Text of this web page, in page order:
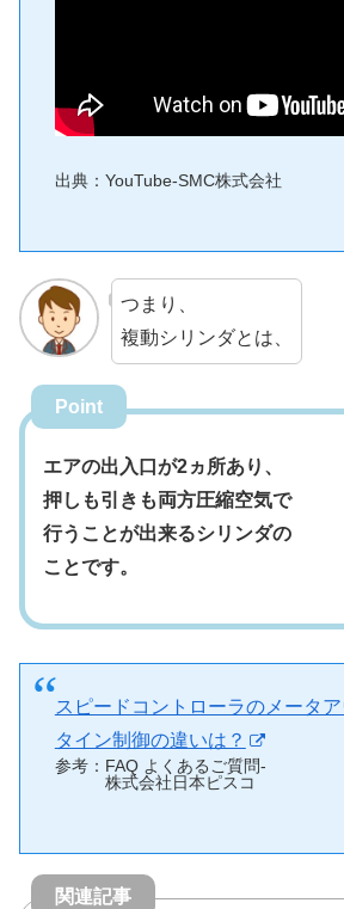
出典：YouTube-SMC株式会社
つまり、
複動シリンダとは、
Point
エアの出入口が2ヵ所あり、
押しも引きも両方圧縮空気で
行うことが出来るシリンダの
ことです。
スピードコントローラのメータ
タイン制御の違いは？
参考：FAQ よくあるご質問-
株式会社日本ピスコ
関連記事